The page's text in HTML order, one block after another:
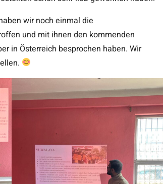
wir noch einmal die
und mit ihnen den kommenden
in Österreich besprochen haben. Wir